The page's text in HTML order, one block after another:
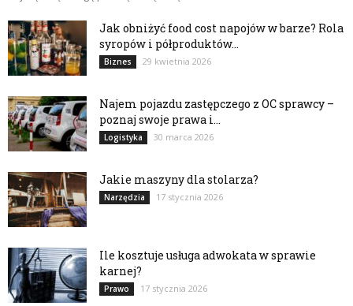
Jak obniżyć food cost napojów w barze? Rola
syropów i półproduktów...
Biznes 29 kwietnia 2026
Najem pojazdu zastępczego z OC sprawcy –
poznaj swoje prawa i...
Logistyka 30 marca 2026
Jakie maszyny dla stolarza?
Narzędzia 17 stycznia 2026
Ile kosztuje usługa adwokata w sprawie
karnej?
Prawo 17 stycznia 2026